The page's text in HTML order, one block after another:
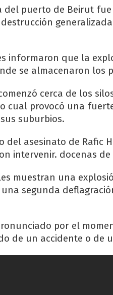
del puerto de Beirut
informaron que la
se almacenaron los
cerca de los
cual provocó una
suburbios.
del asesinato de Rafic
intervenir. docenas
muestran una
segunda
por el
de un accidente o de